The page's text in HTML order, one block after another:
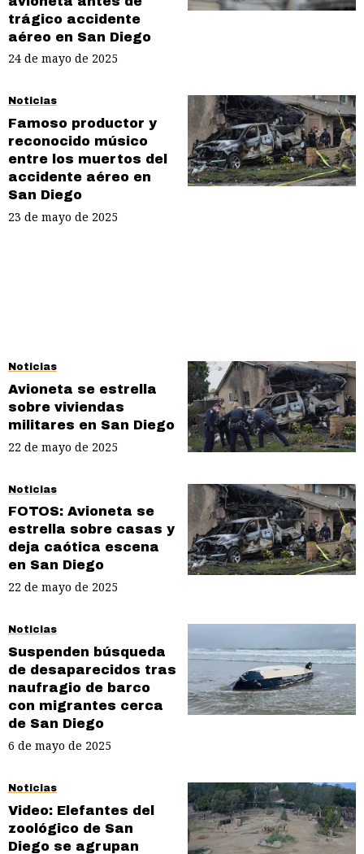
trágico accidente
aéreo en San Diego
24 de mayo de 2025
Noticias
Famoso productor y
reconocido músico
entre los muertos del
accidente aéreo en
San Diego
23 de mayo de 2025
Noticias
Avioneta se estrella
sobre viviendas
militares en San Diego
22 de mayo de 2025
Noticias
FOTOS: Avioneta se
estrella sobre casas y
deja caótica escena
en San Diego
22 de mayo de 2025
Noticias
Suspenden búsqueda
de desaparecidos tras
naufragio de barco
con migrantes cerca
de San Diego
6 de mayo de 2025
Noticias
Video: Elefantes del
zoológico de San
Diego se agrupan